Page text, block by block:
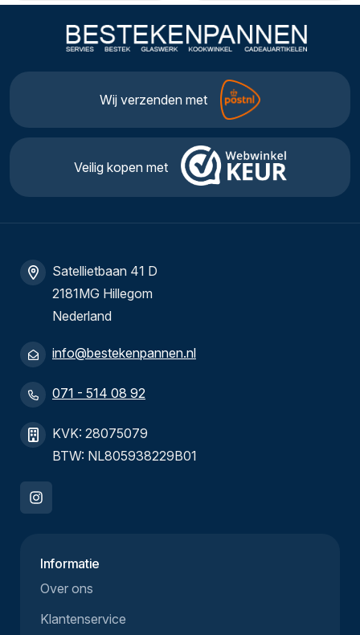
Wij verzenden met
Veilig kopen met
Satellietbaan 41 D
2181MG Hillegom
Nederland
info@bestekenpannen.nl
071 - 514 08 92
KVK: 28075079
BTW: NL805938229B01
Informatie
Over ons
Klantenservice